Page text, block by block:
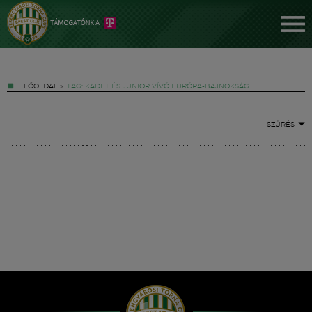
FŐOLDAL » TAG: KADET ÉS JUNIOR VÍVÓ EURÓPA-BAJNOKSÁG
SZŰRÉS
Hírek